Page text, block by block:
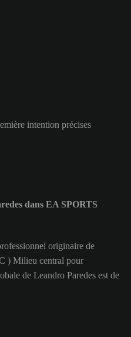
intention précises
dans EA SPORTS
originaire de
) Milieu central pour
de Leandro Paredes est de